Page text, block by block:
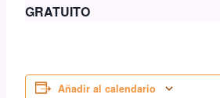
GRATUITO
Añadir al calendario